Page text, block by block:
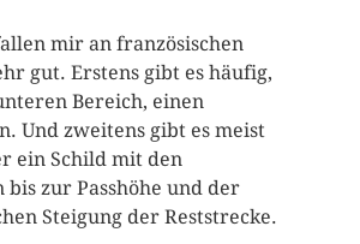
mir an französischen
gut. Erstens gibt es häufig,
Bereich, einen
Und zweitens gibt es meist
ein Schild mit den
zur Passhöhe und der
Steigung der Reststrecke.